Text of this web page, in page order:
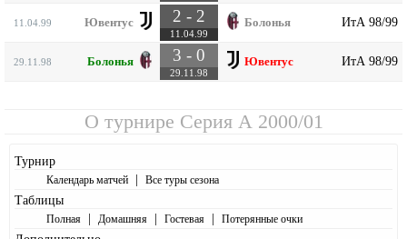
11.04.99 Ювентус 2 - 2
11.04.99
Болонья ИтА 98/99
29.11.98 Болонья 3 - 0
29.11.98
Ювентус ИтА 98/99
О турнире Серия А 2000/01
Турнир
Календарь матчей | Все туры сезона
Таблицы
Полная | Домашняя | Гостевая | Потерянные очки